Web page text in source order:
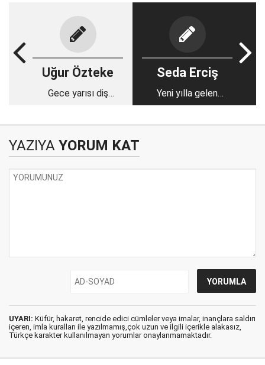
Uğur Özteke
Gece yarısı diş
Seda Erciş
Yeni yılla gelen
galibiyet
YAZIYA YORUM KAT
UYARI: Küfür, hakaret, rencide edici cümleler veya imalar, inançlara saldırı
içeren, imla kuralları ile yazılmamış,çok uzun ve ilgili içerikle alakasız,
Türkçe karakter kullanılmayan yorumlar onaylanmamaktadır.